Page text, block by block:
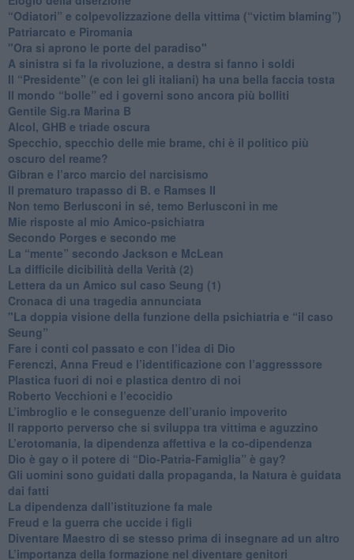
“Odiatori” e colpevolizzazione della vittima (“victim blaming”)
​Patriarcato e Piromania
"Ora si aprono le porte del paradiso"
​A sinistra si fa la rivoluzione, a destra si fanno i soldi
​Il “Presidente” (e con lei gli italiani) ha una bella faccia tosta
​Il mondo “bolle” ed i governi sono ancora più bolliti
​Gentile Sig.ra Marina B
​Alcol, GHB e triade oscura
​Specchio, specchio delle mie brame, chi è il politico più
oscuro del reame?
​Gibran e l’arco marcio del narcisismo
​Il prematuro trapasso di B. e Ramses II
​Non temo Berlusconi in sé, temo Berlusconi in me
​Mie risposte al mio Amico-psichiatra
​Secondo Porges e secondo me
​La “mente” secondo Jackson e McLean
La difficile dicibilità della Verità (2)
​Lettera da un Amico sul caso Seung (1)
​Cronaca di una tragedia annunciata
"​La doppia visione della funzione della psichiatria e “il caso
Seung”
​Fare i conti col passato e con l’idea di Dio
​Ferenczi, Anna Freud e l’identificazione con l’aggresssore
Plastica fuori di noi e plastica dentro di noi
​Roberto Vecchioni e l’ecocidio
​L’imbroglio e le conseguenze dell’uranio impoverito
​Il rapporto perverso che si sviluppa tra vittima e aguzzino
L’erotomania, la dipendenza affettiva e la co-dipendenza
​Dio è gay o il potere di “Dio-Patria-Famiglia” è gay?
​Gli uomini sono guidati dalla propaganda, la Natura è guidata
dai fatti
La dipendenza dall’istituzione fa male
​Freud e la guerra che uccide i figli
​Diventare Maestro di se stesso prima di insegnare ad un altro
L’importanza della formazione nel diventare genitori